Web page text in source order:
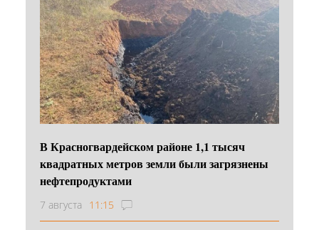
В Красногвардейском районе 1,1 тысяч
квадратных метров земли были загрязнены
нефтепродуктами
7 августа 11:15